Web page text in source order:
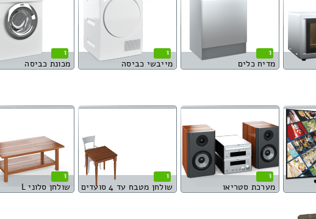
1
מדיח כלים
1
מייבשי כביסה
1
מכונת כביסה
1
מערכת סטריאו
1
שולחן מטבח עד 4 סועדים
1
שולחן סלוני L